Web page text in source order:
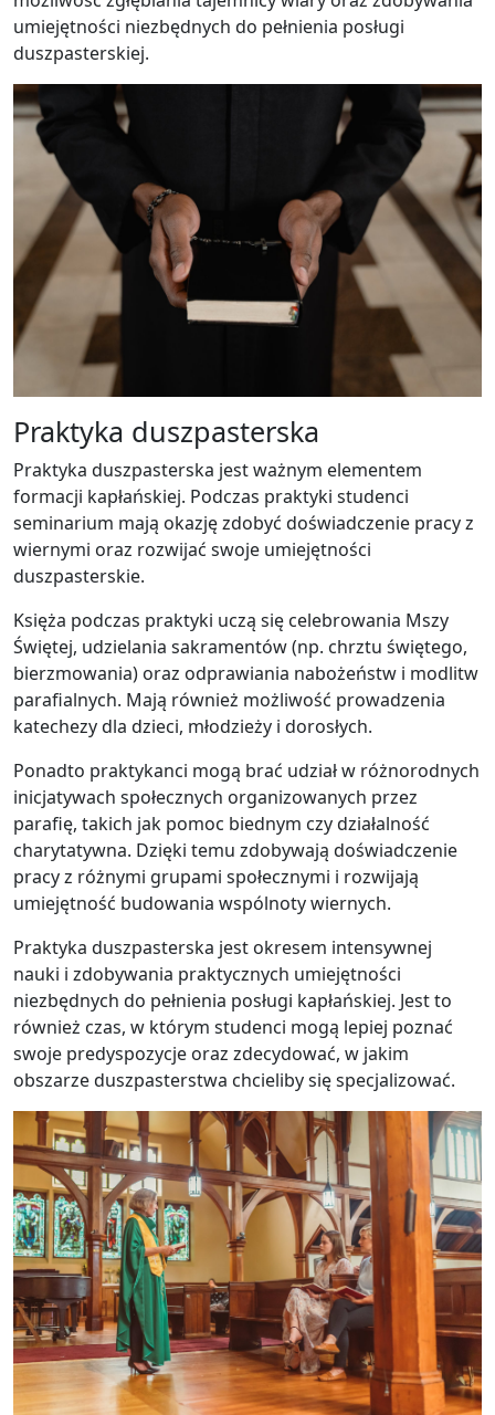
umiejętności niezbędnych do pełnienia posługi
duszpasterskiej.
Praktyka duszpasterska
Praktyka duszpasterska jest ważnym elementem
formacji kapłańskiej. Podczas praktyki studenci
seminarium mają okazję zdobyć doświadczenie pracy z
wiernymi oraz rozwijać swoje umiejętności
duszpasterskie.
Księża podczas praktyki uczą się celebrowania Mszy
Świętej, udzielania sakramentów (np. chrztu świętego,
bierzmowania) oraz odprawiania nabożeństw i modlitw
parafialnych. Mają również możliwość prowadzenia
katechezy dla dzieci, młodzieży i dorosłych.
Ponadto praktykanci mogą brać udział w różnorodnych
inicjatywach społecznych organizowanych przez
parafię, takich jak pomoc biednym czy działalność
charytatywna. Dzięki temu zdobywają doświadczenie
pracy z różnymi grupami społecznymi i rozwijają
umiejętność budowania wspólnoty wiernych.
Praktyka duszpasterska jest okresem intensywnej
nauki i zdobywania praktycznych umiejętności
niezbędnych do pełnienia posługi kapłańskiej. Jest to
również czas, w którym studenci mogą lepiej poznać
swoje predyspozycje oraz zdecydować, w jakim
obszarze duszpasterstwa chcieliby się specjalizować.